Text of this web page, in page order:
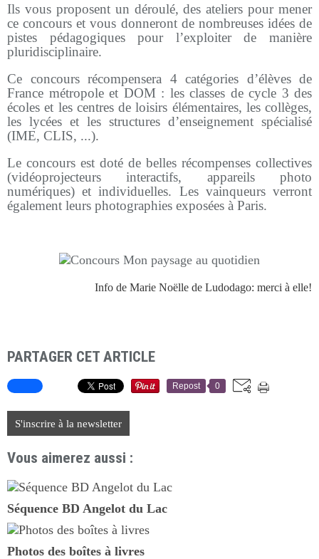
Ils vous proposent un déroulé, des ateliers pour mener
ce concours et vous donneront de nombreuses idées de
pistes pédagogiques pour l’exploiter de manière
pluridisciplinaire.
Ce concours récompensera 4 catégories d’élèves de
France métropole et DOM : les classes de cycle 3 des
écoles et les centres de loisirs élémentaires, les collèges,
les lycées et les structures d’enseignement spécialisé
(IME, CLIS, ...).
Le concours est doté de belles récompenses collectives
(vidéoprojecteurs interactifs, appareils photo
numériques)et individuelles. Les vainqueurs verront
également leurs photographies exposées à Paris.
Info de Marie Noëlle de Ludodago: merci à elle!
PARTAGER CET ARTICLE
Repost 0
S'inscrire à la newsletter
Vous aimerez aussi :
Séquence BD Angelot du Lac
Photos des boîtes à livres